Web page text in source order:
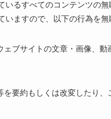
いるすべてのコンテンツの
ますので、以下の行為を無
ブサイトの文章・画像、
要約もしくは改変したり